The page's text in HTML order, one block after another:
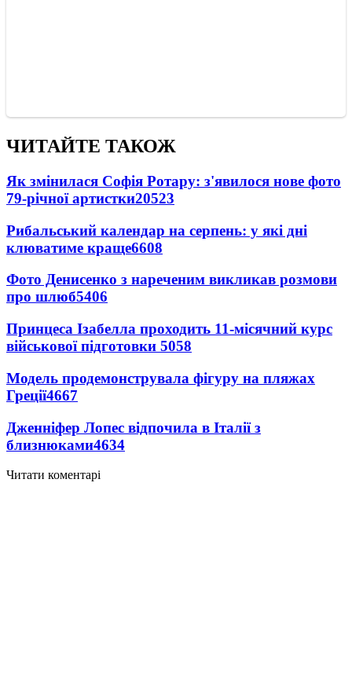
ЧИТАЙТЕ ТАКОЖ
Як змінилася Софія Ротару: з'явилося нове фото
79-річної артистки20523
Рибальський календар на серпень: у які дні
клюватиме краще6608
Фото Денисенко з нареченим викликав розмови
про шлюб5406
Принцеса Ізабелла проходить 11-місячний курс
військової підготовки 5058
Модель продемонструвала фігуру на пляжах
Греції4667
Дженніфер Лопес відпочила в Італії з
близнюками4634
Читати коментарі